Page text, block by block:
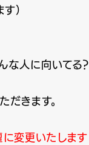
）
な人に向いてる？
だきます。
変更いたします